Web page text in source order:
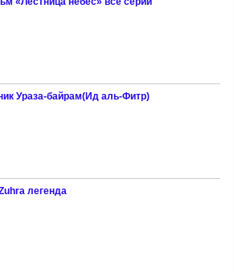
Ураза-байрам(Ид аль-Фитр)
легенда